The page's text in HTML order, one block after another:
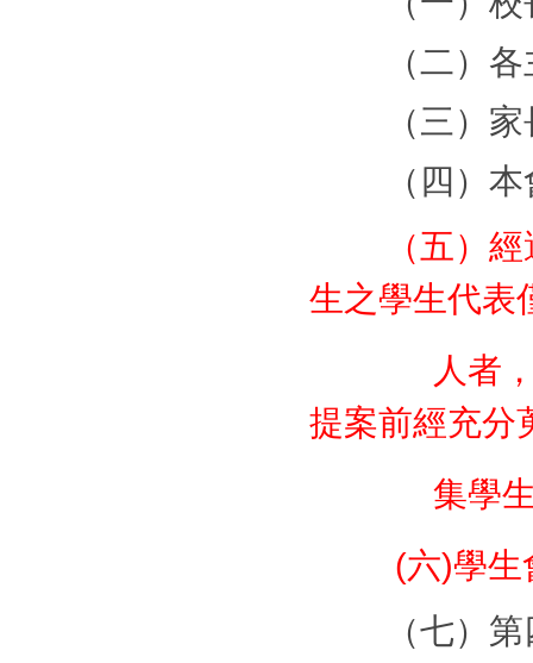
（二）
（三）
（四）
（五）
生之學生代表
人者
提案前經充分
集學
(六)學生
（七）